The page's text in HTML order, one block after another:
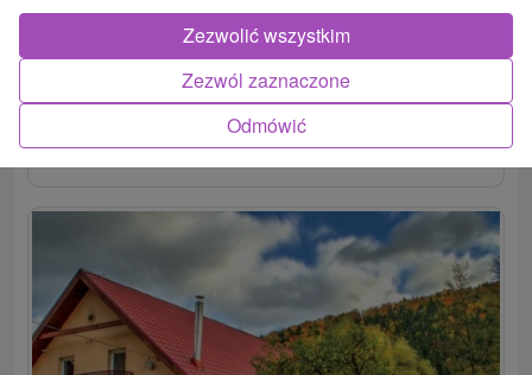
Pekné ubytovanie v rodinnom dome, v malebnej obci
Lietava, disponuje štyrmi komfortnými izbami a jedným...
POKAZ
Odmówić
Zezwól zaznaczone
Zezwolić wszystkim